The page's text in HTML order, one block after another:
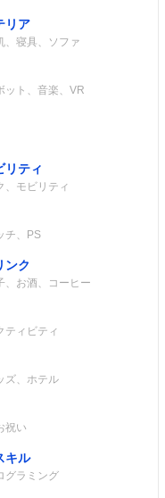
リア
、寝具、ソファ
ット、音楽、VR
リティ
、モビリティ
チ、PS
ンク
、お酒、コーヒー
ティビティ
ズ、ホテル
祝い
キル
グラミング